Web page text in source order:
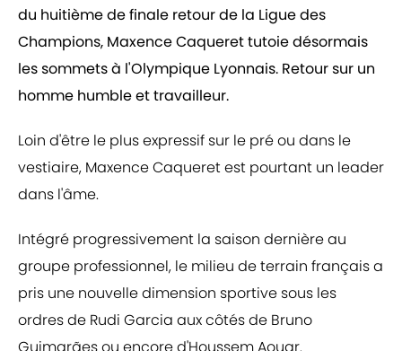
du huitième de finale retour de la Ligue des
Champions, Maxence Caqueret tutoie désormais
les sommets à l'Olympique Lyonnais. Retour sur un
homme humble et travailleur.
Loin d'être le plus expressif sur le pré ou dans le
vestiaire, Maxence Caqueret est pourtant un leader
dans l'âme.
Intégré progressivement la saison dernière au
groupe professionnel, le milieu de terrain français a
pris une nouvelle dimension sportive sous les
ordres de Rudi Garcia aux côtés de Bruno